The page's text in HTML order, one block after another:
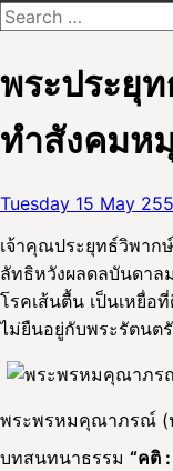
Search
for:
พระประยุ
ทำสังคมห
Tuesday 15 May
เจ้าคุณประยุทธ์วิพาก
ลัทธิหวังผลดลบันดาล
โรคเส้นตื้น เป็นเหยื่อ
ไม่ยืนอยู่กับพระรัตนต
พระพรหมคุณาภรณ์ (
บทสนทนาธรรม “คติ